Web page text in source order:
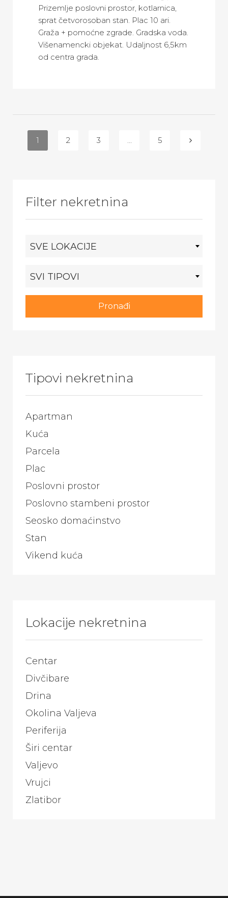
Prizemlje poslovni prostor, kotlarnica,
sprat četvorosoban stan. Plac 10 ari.
Graža + pomoćne zgrade. Gradska voda.
Višenamencki objekat. Udaljnost 6,5km
od centra grada.
1 2 3 … 5
Filter nekretnina
SVE LOKACIJE
SVI TIPOVI
Pronađi
Tipovi nekretnina
Apartman
Kuća
Parcela
Plac
Poslovni prostor
Poslovno stambeni prostor
Seosko domaćinstvo
Stan
Vikend kuća
Lokacije nekretnina
Centar
Divčibare
Drina
Okolina Valjeva
Periferija
Širi centar
Valjevo
Vrujci
Zlatibor